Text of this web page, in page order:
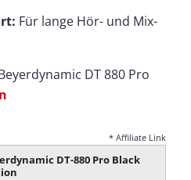
Für lange Hör- und Mix-
DT 880 Pro
* Affiliate Link
DT-880 Pro Black